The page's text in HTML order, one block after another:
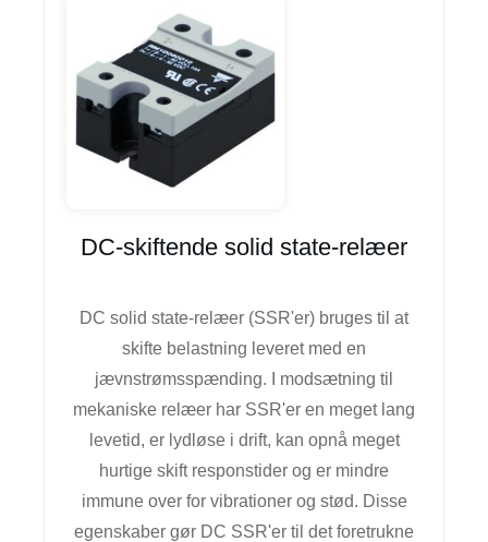
DC-skiftende solid state-relæer
DC solid state-relæer (SSR'er) bruges til at
skifte belastning leveret med en
jævnstrømsspænding. I modsætning til
mekaniske relæer har SSR'er en meget lang
levetid, er lydløse i drift, kan opnå meget
hurtige skift responstider og er mindre
immune over for vibrationer og stød. Disse
egenskaber gør DC SSR'er til det foretrukne